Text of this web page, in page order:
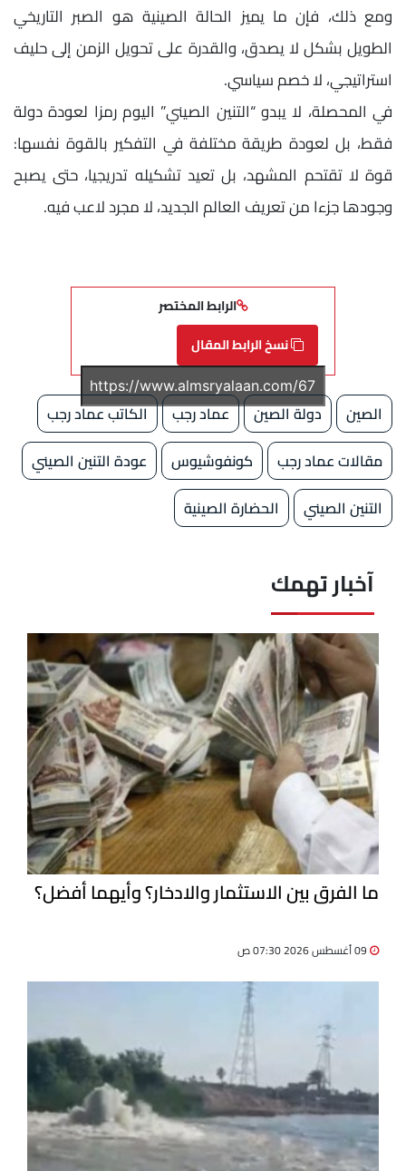
ومع ذلك، فإن ما يميز الحالة الصينية هو الصبر التاريخي
الطويل بشكل لا يصدق، والقدرة على تحويل الزمن إلى حليف
استراتيجي، لا خصم سياسي.
في المحصلة، لا يبدو “التنين الصيني” اليوم رمزا لعودة دولة
فقط، بل لعودة طريقة مختلفة في التفكير بالقوة نفسها:
قوة لا تقتحم المشهد، بل تعيد تشكيله تدريجيا، حتى يصبح
وجودها جزءا من تعريف العالم الجديد، لا مجرد لاعب فيه.
الرابط المختصر
نسخ الرابط المقال
الصين دولة الصين عماد رجب
الكاتب عماد رجب
مقالات عماد رجب
كونفوشيوس
عودة التنين الصيني
التنين الصيني
الحضارة الصينية
آخبار تهمك
ما الفرق بين الاستثمار والادخار؟ وأيهما أفضل؟